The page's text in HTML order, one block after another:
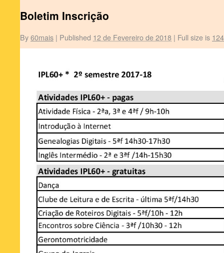
Boletim Inscrição
By60mais | Published 12 de Fevereiro de 2018 | Full size is